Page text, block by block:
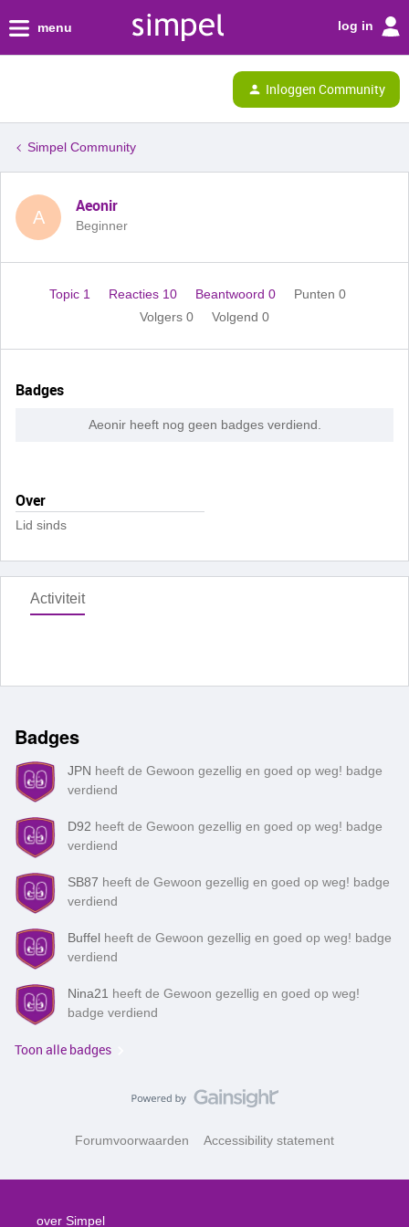
menu log in
Inloggen Community
Simpel Community
A
Aeonir
Beginner
Topic 1 Reacties 10 Beantwoord 0
Punten 0
Volgers 0 Volgend 0
Badges
Aeonir heeft nog geen badges verdiend.
Over
Lid sinds
Activiteit
Badges
JPN heeft de Gewoon gezellig en goed op weg! badge
verdiend
D92 heeft de Gewoon gezellig en goed op weg! badge
verdiend
SB87 heeft de Gewoon gezellig en goed op weg! badge
verdiend
Buffel heeft de Gewoon gezellig en goed op weg! badge
verdiend
Nina21 heeft de Gewoon gezellig en goed op weg!
badge verdiend
Toon alle badges
Forumvoorwaarden Accessibility statement
over Simpel